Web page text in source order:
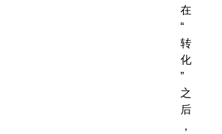
在
“
转
化
”
之
后
，